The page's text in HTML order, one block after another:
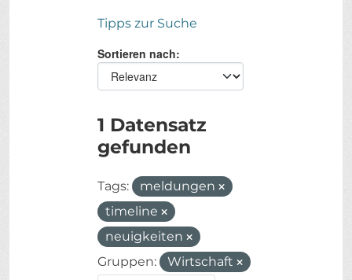
Tipps zur Suche
Sortieren nach
1 Datensatz
gefunden
Tags:
meldungen
timeline
neuigkeiten
Gruppen:
Wirtschaft